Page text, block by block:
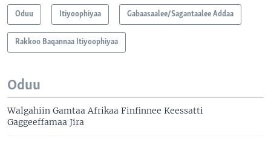
Oduu Itiyoophiyaa Gabaasaalee/Sagantaalee Addaa
Rakkoo Baqannaa Itiyoophiyaa
Oduu
Walgahiin Gamtaa Afrikaa Finfinnee Keessatti
Gaggeeffamaa Jira